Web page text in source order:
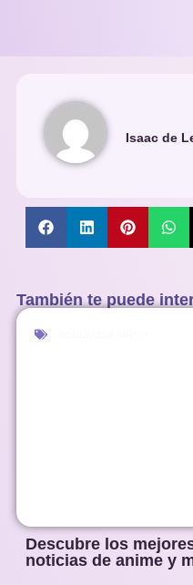
Isaac de
También te puede
Descubre los
noticias de anime y